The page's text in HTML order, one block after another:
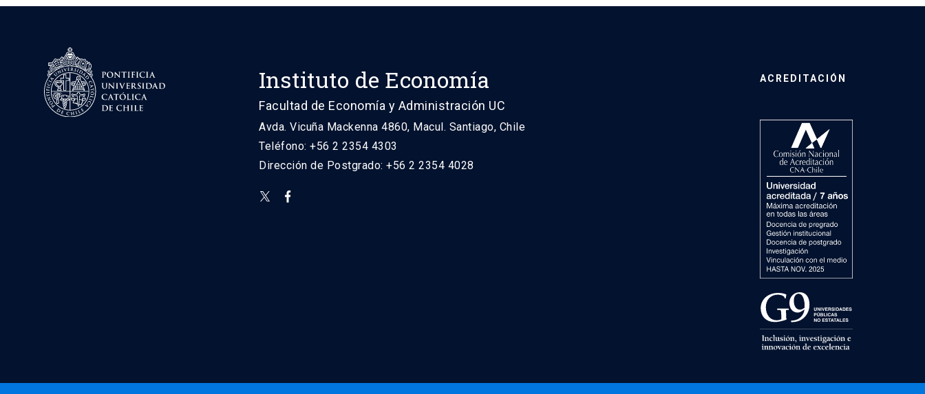
Instituto de Economía
Facultad de Economía y Administración UC
Avda. Vicuña Mackenna 4860, Macul. Santiago, Chile
Teléfono: +56 2 2354 4303
Dirección de Postgrado: +56 2 2354 4028
ACREDITACIÓN